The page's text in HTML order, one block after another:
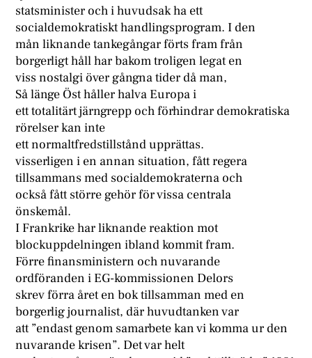
statsminister och i huvudsak ha ett
socialdemokratiskt handlingsprogram. I den
mån liknande tankegångar förts fram från
borgerligt håll har bakom troligen legat en
viss nostalgi över gångna tider då man,
Så länge Öst håller halva Europa i
ett totalitärt järngrepp och förhindrar demokratiska
rörelser kan inte
ett normaltfredstillstånd upprättas.
visserligen i en annan situation, fått regera
tillsammans med socialdemokraterna och
också fått större gehör för vissa centrala
önskemål.
I Frankrike har liknande reaktion mot
blockuppdelningen ibland kommit fram.
Förre finansministern och nuvarande
ordföranden i EG-kommissionen Delors
skrev förra året en bok tillsamman med en
borgerlig journalist, där huvudtanken var
att ”endast genom samarbete kan vi komma ur den
nuvarande krisen”. Det var helt